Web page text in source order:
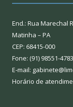
End.: Rua Marechal
Matinha – PA
CEP: 68415-000
Fone: (91) 98551-4783
E-mail:
Horário de